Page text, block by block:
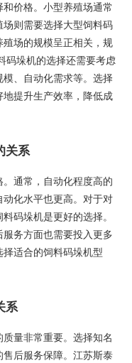
价格。小型养殖场通常
则需要选择大型饲料码
场的规模呈正相关，规
码垛机的选择还需要考虑
、自动化需求等。选择
提升生产效率，降低成
关系
通常，自动化程度高的
化水平也更高。对于对
码垛机是更好的选择。
务方面也需要投入更多
适合的饲料码垛机型
系
量非常重要。选择知名
后服务保障。江苏斯泰